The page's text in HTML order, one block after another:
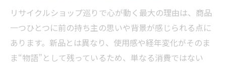
リサイクルショップ巡りで心が動く最大の理由は、商品
一つひとつに前の持ち主の思いや背景が感じられる点に
あります。新品とは異なり、使用感や経年変化がそのま
ま“物語”として残っているため、単なる消費ではない